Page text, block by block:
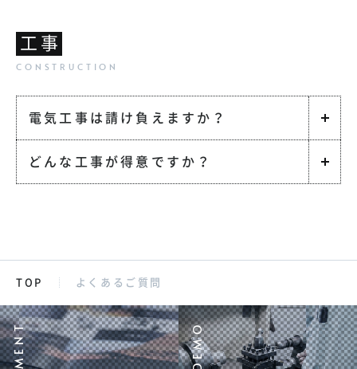
工事
電気工事は請け負えますか？
どんな工事が得意ですか？
TOP よくあるご質問